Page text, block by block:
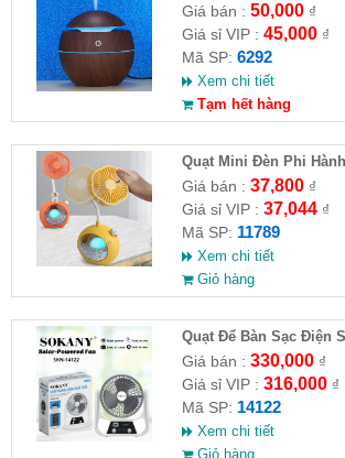
Giá bán : 50,000₫
Giá sỉ VIP : 45,000₫
Mã SP: 6292
Xem chi tiết
Tạm hết hàng
Quạt Mini Đèn Phi
HD6604
Giá bán : 37,800₫
Giá sỉ VIP : 37,044₫
Mã SP: 11789
Xem chi tiết
Giỏ hàng
Quạt Để Bàn Sạc Điện
Năng Lượng Mặt Trời
Giá bán : 330,000₫
Giá sỉ VIP : 316,000₫
Mã SP: 14122
Xem chi tiết
Giỏ hàng